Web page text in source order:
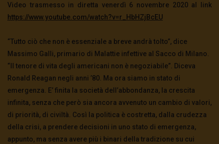
Video trasmesso in diretta venerdì 6 novembre 2020 al link
https://www.youtube.com/watch?v=r_HbHZjBcEU
“Tutto ciò che non è essenziale a breve andrà tolto”, dice
Massimo Galli, primario di Malattie infettive al Sacco di Milano.
“Il tenore di vita degli americani non è negoziabile”. Diceva
Ronald Reagan negli anni ’80. Ma ora siamo in stato di
emergenza. E’ finita la società dell’abbondanza, la crescita
infinita, senza che però sia ancora avvenuto un cambio di valori,
di priorità, di civiltà. Così la politica è costretta, dalla crudezza
della crisi, a prendere decisioni in uno stato di emergenza,
appunto, ma senza avere più i binari della tradizione su cui